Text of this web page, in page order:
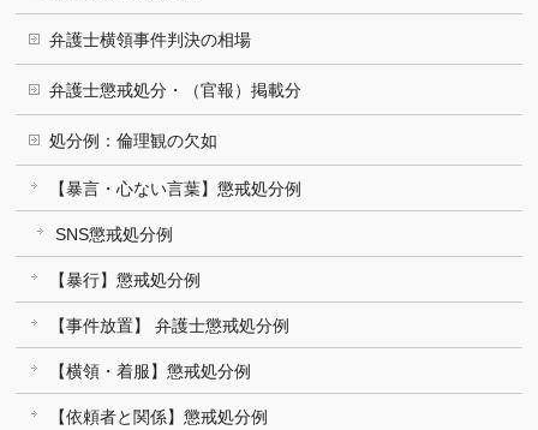
弁護士横領事件判決の相場
弁護士懲戒処分・（官報）掲載分
処分例：倫理観の欠如
【暴言・心ない言葉】懲戒処分例
SNS懲戒処分例
【暴行】懲戒処分例
【事件放置】 弁護士懲戒処分例
【横領・着服】懲戒処分例
【依頼者と関係】懲戒処分例